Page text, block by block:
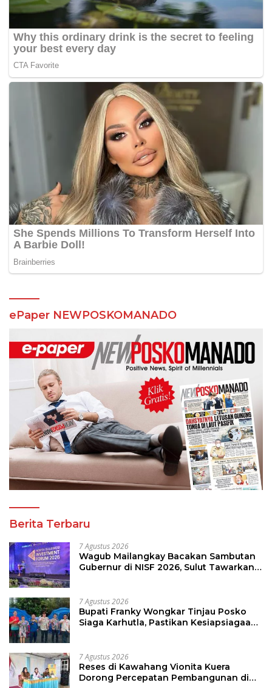
ePaper NEWPOSKOMANADO
Berita Terbaru
7 Agustus 2026
Wagub Mailangkay Bacakan Sambutan
Gubernur di NISF 2026, Sulut Tawarkan
7 Agustus 2026
Bupati Franky Wongkar Tinjau Posko
Siaga Karhutla, Pastikan Kesiapsiagaan
7 Agustus 2026
Reses di Kawahang Vionita Kuera
Dorong Percepatan Pembangunan di